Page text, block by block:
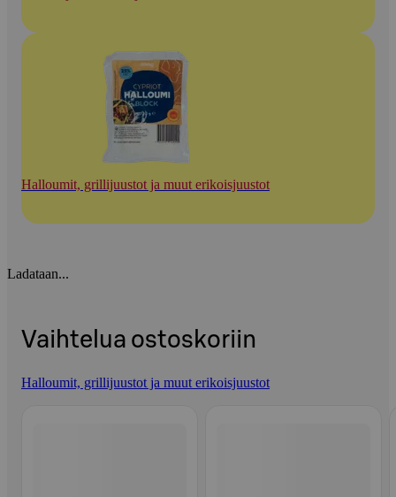
Halloumit, grillijuustot ja muut erikoisjuustot
Ladataan...
Vaihtelua ostoskoriin
Halloumit, grillijuustot ja muut erikoisjuustot